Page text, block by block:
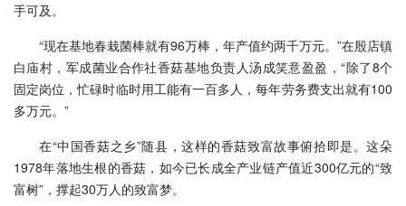
手可及。
“现在基地春栽菌棒就有96万棒，年产值约两千万元。”在殷店镇
白庙村，军成菌业合作社香菇基地负责人汤成笑意盈盈，“除了8个
固定岗位，忙碌时临时用工能有一百多人，每年劳务费支出就有100
多万元。”
在“中国香菇之乡”随县，这样的香菇致富故事俯拾即是。这朵
1978年落地生根的香菇，如今已长成全产业链产值近300亿元的“致
富树”，撑起30万人的致富梦。